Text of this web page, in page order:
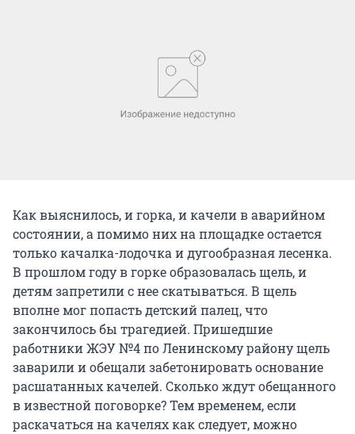
Как выяснилось, и горка, и качели в аварийном
состоянии, а помимо них на площадке остается
только качалка-лодочка и дугообразная лесенка.
В прошлом году в горке образовалась щель, и
детям запретили с нее скатываться. В щель
вполне мог попасть детский палец, что
закончилось бы трагедией. Пришедшие
работники ЖЭУ №4 по Ленинскому району щель
заварили и обещали забетонировать основание
расшатанных качелей. Сколько ждут обещанного
в известной поговорке? Тем временем, если
раскачаться на качелях как следует, можно